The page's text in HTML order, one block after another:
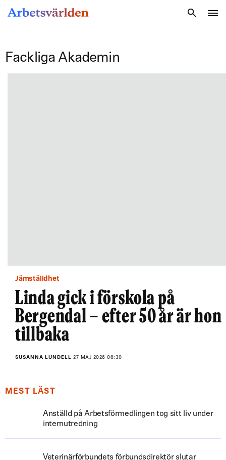
Fackliga Akademin
Jämställdhet
Linda gick i förskola på
Bergendal – efter 50 år är hon
tillbaka
SUSANNA LUNDELL 27 MAJ 2026 06:30
MEST LÄST
Anställd på Arbetsförmedlingen tog sitt liv under
internutredning
Veterinärförbundets förbundsdirektör slutar